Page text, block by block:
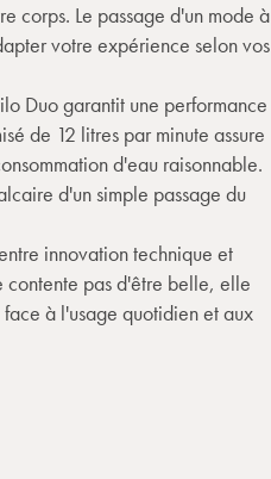
corps. Le passage d'un mode à
votre expérience selon vos
Duo garantit une performance
de 12 litres par minute assure
d'eau raisonnable.
d'un simple passage du
innovation technique et
contente pas d'être belle, elle
à l'usage quotidien et aux